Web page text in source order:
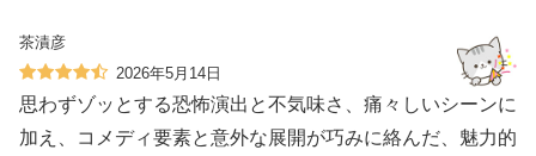
茶漬彦
2026年5月14日
思わずゾッとする恐怖演出と不気味さ、痛々しいシーンに
加え、コメディ要素と意外な展開が巧みに絡んだ、魅力的